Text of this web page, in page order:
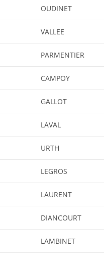
OUDINET
VALLEE
PARMENTIER
CAMPOY
GALLOT
LAVAL
URTH
LEGROS
LAURENT
DIANCOURT
LAMBINET